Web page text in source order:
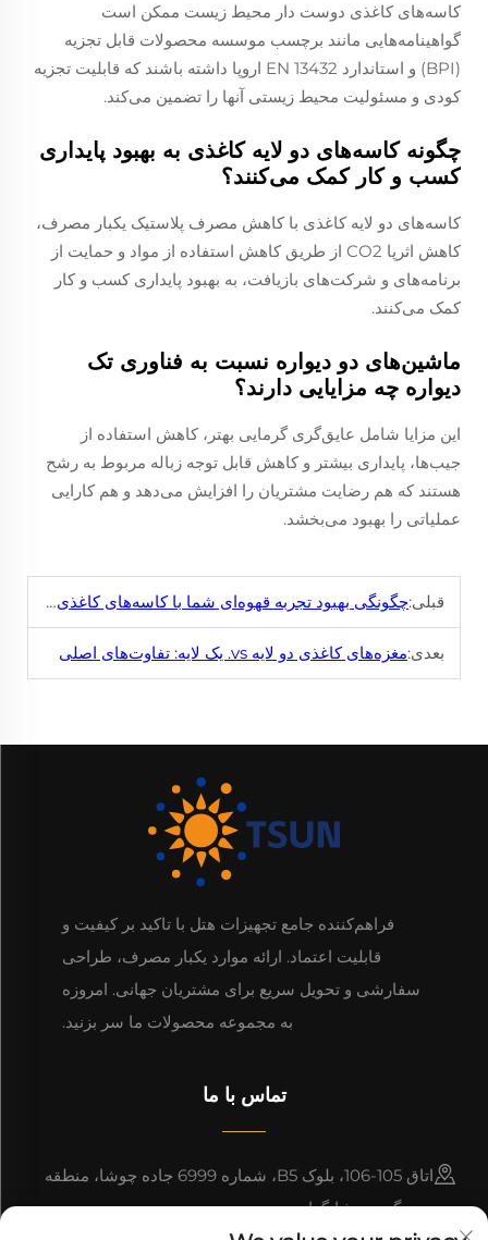
کاسه‌های کاغذی دوست دار محیط زیست ممکن است
گواهینامه‌هایی مانند برچسب موسسه محصولات قابل تجزیه
(BPI) و استاندارد EN 13432 اروپا داشته باشند که قابلیت تجزیه
کودی و مسئولیت محیط زیستی آنها را تضمین می‌کند.
چگونه کاسه‌های دو لایه کاغذی به بهبود پایداری
کسب و کار کمک می‌کنند؟
کاسه‌های دو لایه کاغذی با کاهش مصرف پلاستیک یکبار مصرف،
کاهش اثرپا CO2 از طریق کاهش استفاده از مواد و حمایت از
برنامه‌های و شرکت‌های بازیافت، به بهبود پایداری کسب و کار
کمک می‌کنند.
ماشین‌های دو دیواره نسبت به فناوری تک
دیواره چه مزایایی دارند؟
این مزایا شامل عایق‌گری گرمایی بهتر، کاهش استفاده از
جیب‌ها، پایداری بیشتر و کاهش قابل توجه زباله مربوط به رشح
هستند که هم رضایت مشتریان را افزایش می‌دهد و هم کارایی
عملیاتی را بهبود می‌بخشد.
قبلی:چگونگی بهبود تجربه قهوه‌ای شما با کاسه‌های کاغذی دو لایه
بعدی:مغزه‌های کاغذی دو لایه vs. یک لایه: تفاوت‌های اصلی
فراهم‌کننده جامع تجهیزات هتل با تاکید بر کیفیت و
قابلیت اعتماد. ارائه موارد یکبار مصرف، طراحی
سفارشی و تحویل سریع برای مشتریان جهانی. امروزه
به مجموعه محصولات ما سر بزنید.
تماس با ما
اتاق 105-106، بلوک B5، شماره 6999 جاده چوشا، منطقه
پودونگ نیو، شانگهای، چین